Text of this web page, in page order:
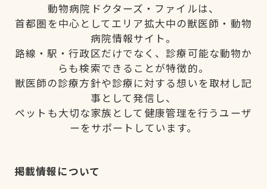
動物病院ドクターズ・ファイルは、
首都圏を中心としてエリア拡大中の獣医師・動物
病院情報サイト。
路線・駅・行政区だけでなく、診療可能な動物か
らも検索できることが特徴的。
獣医師の診療方針や診療に対する想いを取材し記
事として発信し、
ペットも大切な家族として健康管理を行うユーザ
ーをサポートしています。
掲載情報について